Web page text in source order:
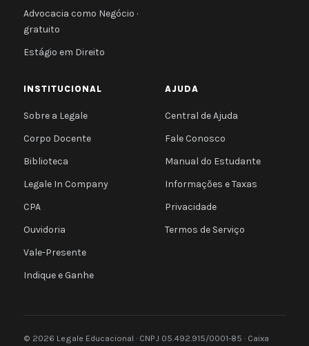
Advocacia como Negócio ·
gratuito
Estágio em Direito
INSTITUCIONAL
Sobre a Legale
Corpo Docente
Biblioteca
Legale In Company
CPA
Ouvidoria
Vale-Presente
Indique e Ganhe
AJUDA
Central de Ajuda
Fale Conosco
Manual do Estudante
Informações e Taxas
Privacidade
Termos de Serviço
© 2026 Legale Educacional · CNPJ 05.492.915/0001-85 · Caixa